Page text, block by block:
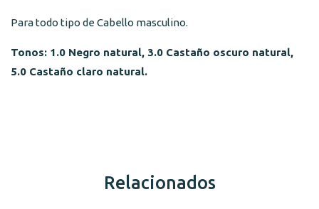
Para todo tipo de Cabello masculino.
Tonos: 1.0 Negro natural, 3.0 Castaño oscuro natural,
5.0 Castaño claro natural.
Relacionados